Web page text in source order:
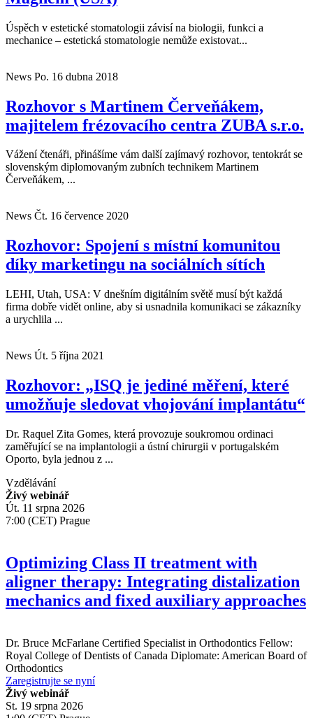
Úspěch v estetické stomatologii závisí na biologii, funkci a
mechanice – estetická stomatologie nemůže existovat...
News Po. 16 dubna 2018
Rozhovor s Martinem Červeňákem,
majitelem frézovacího centra ZUBA s.r.o.
Vážení čtenáři, přinášíme vám další zajímavý rozhovor, tentokrát se
slovenským diplomovaným zubních technikem Martinem
Červeňákem, ...
News Čt. 16 července 2020
Rozhovor: Spojení s místní komunitou
díky marketingu na sociálních sítích
LEHI, Utah, USA: V dnešním digitálním světě musí být každá
firma dobře vidět online, aby si usnadnila komunikaci se zákazníky
a urychlila ...
News Út. 5 října 2021
Rozhovor: „ISQ je jediné měření, které
umožňuje sledovat vhojování implantátu“
Dr. Raquel Zita Gomes, která provozuje soukromou ordinaci
zaměřující se na implantologii a ústní chirurgii v portugalském
Oporto, byla jednou z ...
Vzdělávání
Živý webinář
Út. 11 srpna 2026
7:00 (CET) Prague
Optimizing Class II treatment with
aligner therapy: Integrating distalization
mechanics and fixed auxiliary approaches
Dr. Bruce McFarlane Certified Specialist in Orthodontics Fellow:
Royal College of Dentists of Canada Diplomate: American Board of
Orthodontics
Zaregistrujte se nyní
Živý webinář
St. 19 srpna 2026